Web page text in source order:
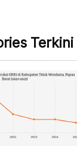
Terkini